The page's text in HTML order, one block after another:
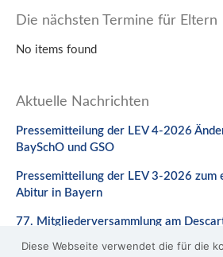
Die nächsten Termine für Eltern
No items found
Aktuelle Nachrichten
Pressemitteilung der LEV 4-2026
BaySchO und GSO
Pressemitteilung der LEV 3-2026 zum
Abitur in Bayern
77. Mitgliederversammlung am
Diese Webseite verwendet die für die